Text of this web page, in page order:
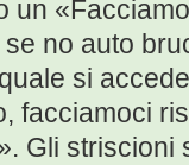
un
no auto
si
facciamoci
Gli striscioni